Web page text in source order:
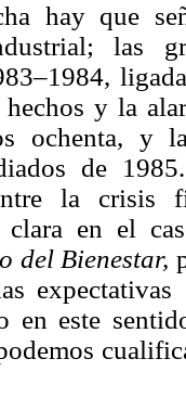
hay que
las
y la
ochenta, y
de
la crisis
clara en el
del Bienestar,
expectativas
en este